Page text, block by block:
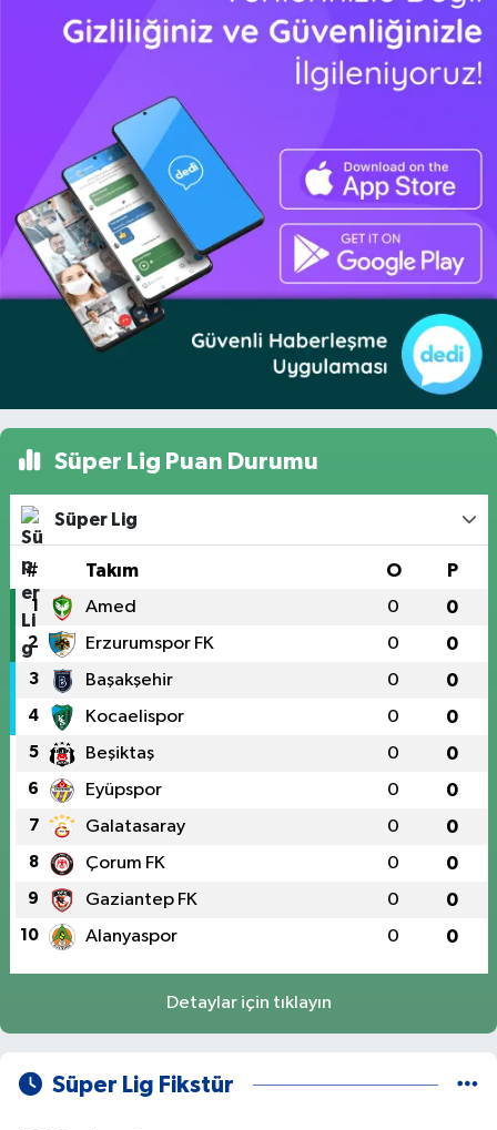
Süper Lig Puan Durumu
Süper Lig
# Takım O P
1 Amed 0 0
2 Erzurumspor FK 0 0
3 Başakşehir 0 0
4 Kocaelispor 0 0
5 Beşiktaş 0 0
6 Eyüpspor 0 0
7 Galatasaray 0 0
8 Çorum FK 0 0
9 Gaziantep FK 0 0
10 Alanyaspor 0 0
Detaylar için tıklayın
Süper Lig Fikstür